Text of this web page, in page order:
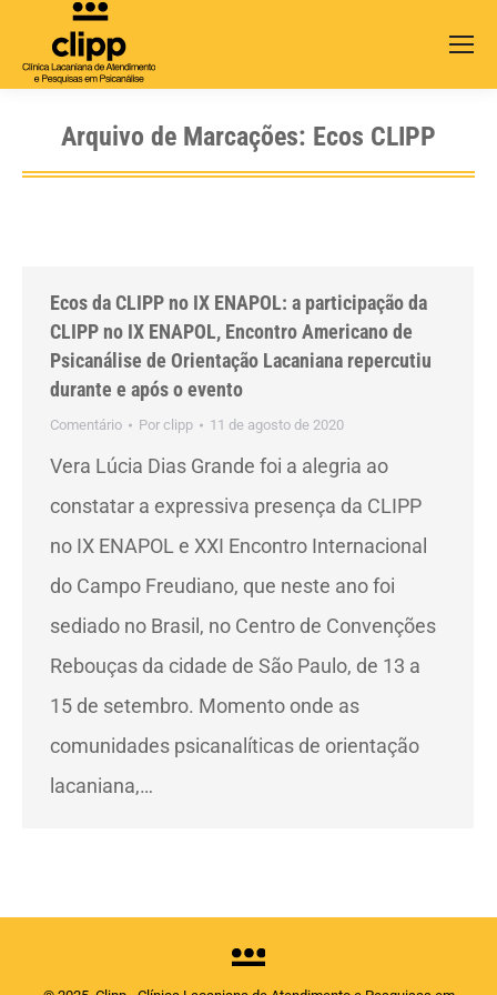
Arquivo de Marcações: Ecos CLIPP
Ecos da CLIPP no IX ENAPOL: a participação da
CLIPP no IX ENAPOL, Encontro Americano de
Psicanálise de Orientação Lacaniana repercutiu
durante e após o evento
Comentário Por clipp 11 de agosto de 2020
Vera Lúcia Dias Grande foi a alegria ao
constatar a expressiva presença da CLIPP
no IX ENAPOL e XXI Encontro Internacional
do Campo Freudiano, que neste ano foi
sediado no Brasil, no Centro de Convenções
Rebouças da cidade de São Paulo, de 13 a
15 de setembro. Momento onde as
comunidades psicanalíticas de orientação
lacaniana,…